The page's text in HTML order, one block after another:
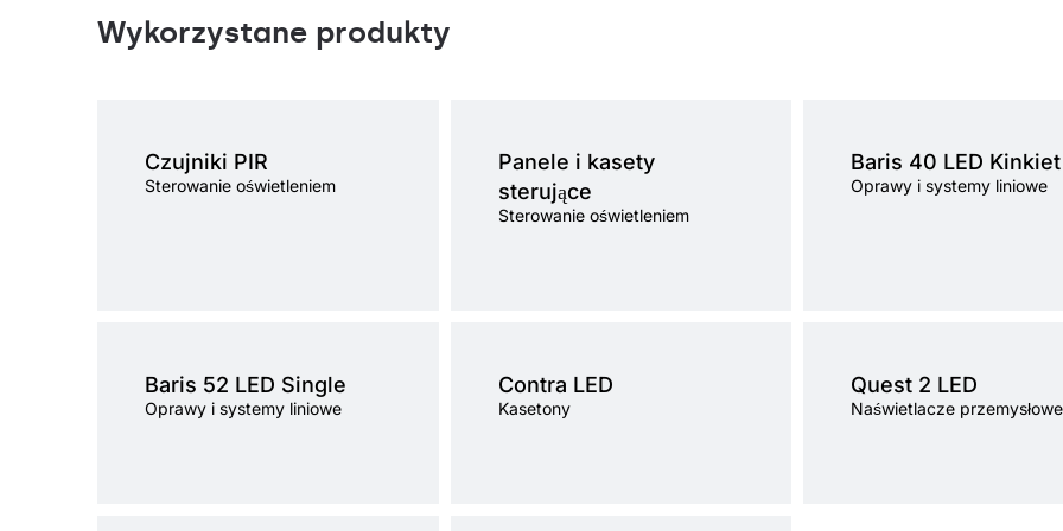
Wykorzystane produkty
Czujniki PIR
Sterowanie oświetleniem
Panele i kasety
sterujące
Sterowanie oświetleniem
Baris 40 LED Kinkiet
Oprawy i systemy liniowe
Sposób montażu
natynkowy,
Rodzaj klosza
OPAL, PRM
Baris 52 LED Single
Oprawy i systemy liniowe
Sposób montażu
natynkowy, zwieszany,
natynkowy lub zwieszany
Contra LED
Kasetony
Sposób montażu
podtynkowy, natynkowy,
Quest 2 LED
Naświetlacze przemysłowe
Źródło światła
LED
Sposób montażu
transparentny